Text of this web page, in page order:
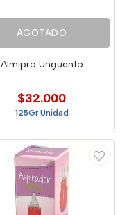
AGOTADO
Almipro Unguento
$32.000
125Gr Unidad